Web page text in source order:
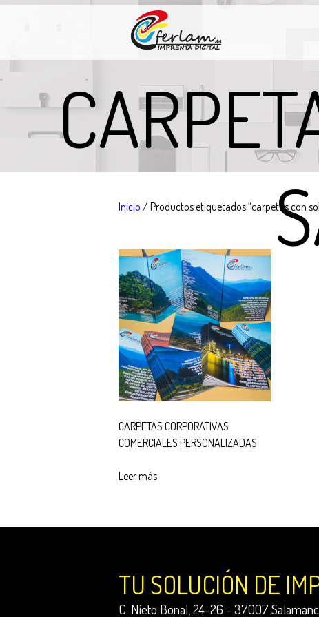
Inicio / Productos etiquetados “carpetas con
CARPETAS CORPORATIVAS
COMERCIALES PERSONALIZADAS
Leer más
TU SOLUCIÓN DE
C. Nieto Bonal, 24-26 - 37007